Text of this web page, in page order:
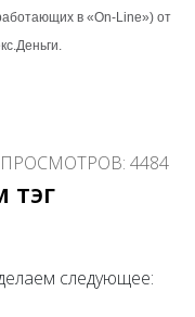
в «On-Line») от
ПРОСМОТРОВ: 4484
тэг
следующее: